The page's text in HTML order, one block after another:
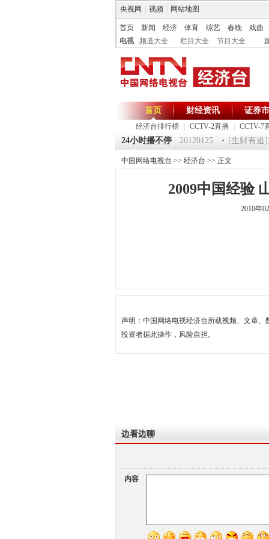
央视网 视频 网站地图
首页 新闻 经济 体育 综艺 春晚
戏曲
电视
频道大全 栏目大全 节目大全
首页
经济台排行榜 CCTV-2直播 CCTV-7
财经资讯 证券
24小时播不停
《第一时间》 20120125 [生财有道]
中国网络电视台 >> 经济台 >> 正文
2009中国经验
2010年
声明：中国网络电视经济台所载视频、文章
投资者据此操作，风险自担。
边看边聊
内容